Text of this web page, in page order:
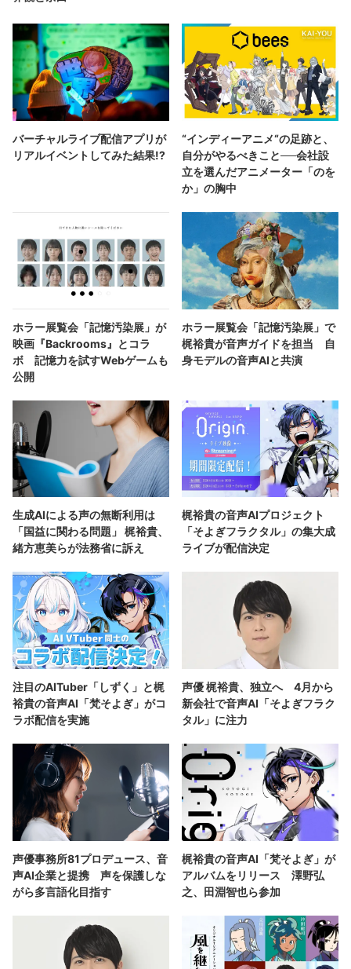
バーチャルライブ配信アプリが
リアルイベントしてみた結果!?
“インディーアニメ“の足跡と、
自分がやるべきこと──会社設
立を選んだアニメーター「のを
か」の胸中
ホラー展覧会「記憶汚染展」が
映画『Backrooms』とコラ
ボ 記憶力を試すWebゲームも
公開
ホラー展覧会「記憶汚染展」で
梶裕貴が音声ガイドを担当 自
身モデルの音声AIと共演
生成AIによる声の無断利用は
「国益に関わる問題」 梶裕貴、
緒方恵美らが法務省に訴え
梶裕貴の音声AIプロジェクト
「そよぎフラクタル」の集大成
ライブが配信決定
注目のAITuber「しずく」と梶
裕貴の音声AI「梵そよぎ」がコ
ラボ配信を実施
声優 梶裕貴、独立へ 4月から
新会社で音声AI「そよぎフラク
タル」に注力
声優事務所81プロデュース、音
声AI企業と提携 声を保護しな
がら多言語化目指す
梶裕貴の音声AI「梵そよぎ」が
アルバムをリリース 澤野弘
之、田淵智也ら参加